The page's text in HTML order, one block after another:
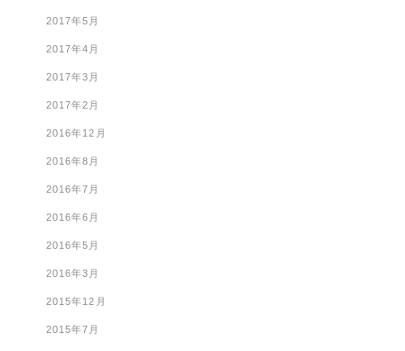
2017年5月
2017年4月
2017年3月
2017年2月
2016年12月
2016年8月
2016年7月
2016年6月
2016年5月
2016年3月
2015年12月
2015年7月